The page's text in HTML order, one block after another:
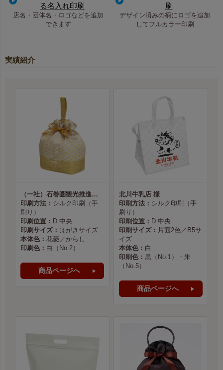
る名入れ印刷
店名・団体名・ロゴなどを追加
できます
刷
デザイン済みの柄にロゴを追加
してフルカラー印刷
実績紹介
（一社）石巻圏観光推進機構様
印刷方法： シルク印刷（手
刷り）
印刷位置： D 中央
印刷サイズ： はがきサイズ
本体色： 花菱／からし
印刷色： 白（No.2）
商品ページへ
北川牛乳店 様
印刷方法： シルク印刷（手
刷り）
印刷位置： D 中央
印刷サイズ： 片面2色／B5サ
イズ
本体色： 白
印刷色： 黒（No.1）・朱
（No.5）
商品ページへ